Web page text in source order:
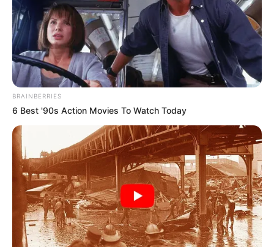
Πόσο πιο χαμηλά θα πέσει
η «Δικαιοσύνη»;
Τρίτη, 5 Ιουλίου 2022, 10:01
Σχόλια Αναξίμανδρου: Πόσο πιο χαμηλά...
Άρθρο-κόλαφος των New
York Times για τις
υποκλοπές στην Ελλάδα –
“Η...
Κορυφαίος επιστήμονας του
κλίματος καταδικάζει τον
“γκεμπελικό” συναγερμό για
το κλίμα
BRAINBERRIES
6 Best '90s Action Movies To Watch Today